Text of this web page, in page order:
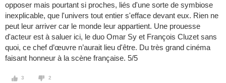
opposer mais pourtant si proches, liés d'une sorte de symbiose
inexplicable, que l'univers tout entier s'efface devant eux. Rien ne
peut leur arriver car le monde leur appartient. Une prouesse
d'acteur est à saluer ici, le duo Omar Sy et François Cluzet sans
quoi, ce chef d’œuvre n’aurait lieu d'être. Du très grand cinéma
faisant honneur à la scène française. 5/5
3 2